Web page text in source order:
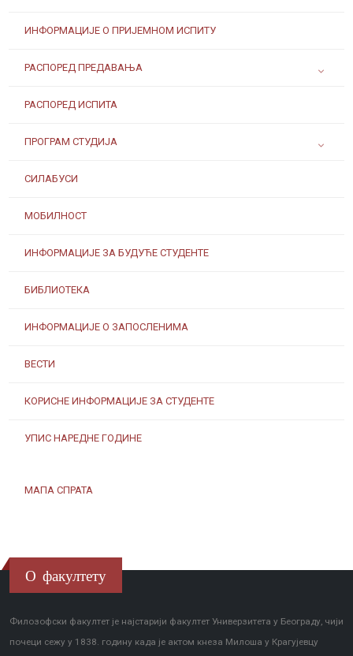
ИНФОРМАЦИЈЕ О ПРИЈЕМНОМ ИСПИТУ
РАСПОРЕД ПРЕДАВАЊА
РАСПОРЕД ИСПИТА
ПРОГРАМ СТУДИЈА
СИЛАБУСИ
МОБИЛНОСТ
ИНФОРМАЦИЈЕ ЗА БУДУЋЕ СТУДЕНТЕ
БИБЛИОТЕКА
ИНФОРМАЦИЈЕ О ЗАПОСЛЕНИМА
ВЕСТИ
КОРИСНЕ ИНФОРМАЦИЈЕ ЗА СТУДЕНТЕ
УПИС НАРЕДНЕ ГОДИНЕ
МАПА СПРАТА
О факултету
Филозофски факултет је најстарији факултет Универзитета у Београду, чији
почеци сежу у 1838. годину када је актом кнеза Милоша у Крагујевцу